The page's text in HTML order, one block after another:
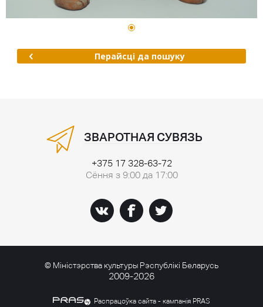
Перайсці да пошуку
ЗВАРОТНАЯ СУВЯЗЬ
+375 17 328-63-72
Сёння з 9:00 да 17:00
© Міністэрства культуры Рэспублікі Беларусь
2009-2026
Распрацоўка сайта - кампанія PRAS